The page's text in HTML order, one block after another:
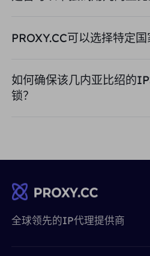
PROXY.CC可以选择特定国
如何确保该几内亚比绍的
锁？
全球领先的IP代理提供商